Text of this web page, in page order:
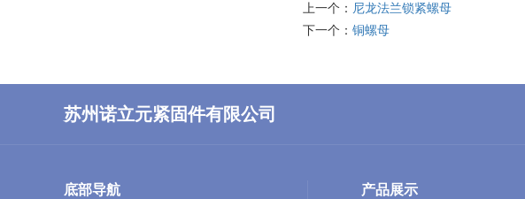
上一个： 尼龙法兰锁紧螺母
下一个： 铜螺母
苏州诺立元紧固件有限公司
底部导航 产品展示